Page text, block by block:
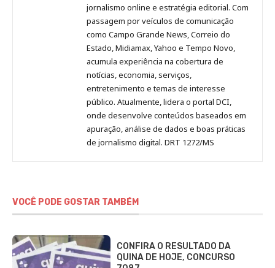
Pinterest
LinkedInInstagram
FacebookMalagolini
jornalismo online e estratégia editorial. Com
passagem por veículos de comunicação
como Campo Grande News, Correio do
Estado, Midiamax, Yahoo e Tempo Novo,
acumula experiência na cobertura de
notícias, economia, serviços,
entretenimento e temas de interesse
público. Atualmente, lidera o portal DCI,
onde desenvolve conteúdos baseados em
apuração, análise de dados e boas práticas
de jornalismo digital. DRT 1272/MS
VOCÊ PODE GOSTAR TAMBÉM
CONFIRA O RESULTADO DA
QUINA DE HOJE, CONCURSO